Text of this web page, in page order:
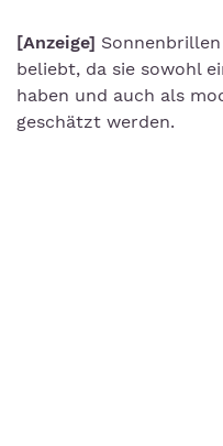
[Anzeige]
beliebt, da sie sowohl
haben und auch als
geschätzt werden.